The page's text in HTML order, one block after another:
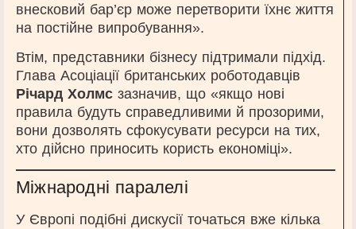
внесковий бар’єр може перетворити їхнє життя
на постійне випробування».
Втім, представники бізнесу підтримали підхід.
Глава Асоціації британських роботодавців
Річард Холмс зазначив, що «якщо нові
правила будуть справедливими й прозорими,
вони дозволять сфокусувати ресурси на тих,
хто дійсно приносить користь економіці».
Міжнародні паралелі
У Європі подібні дискусії точаться вже кілька